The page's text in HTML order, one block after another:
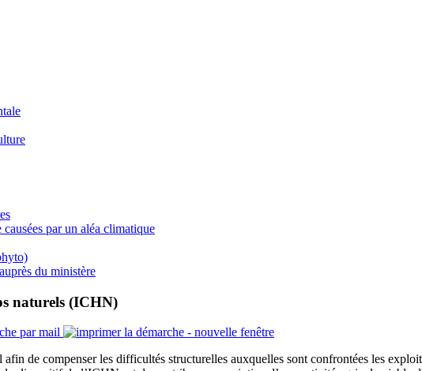
par un aléa climatique
du ministère
naturels (ICHN)
de compenser les difficultés structurelles auxquelles sont confrontées les